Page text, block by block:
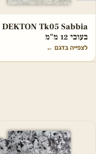
בעובי 12 מ"מ
לצפייה בדגם ←